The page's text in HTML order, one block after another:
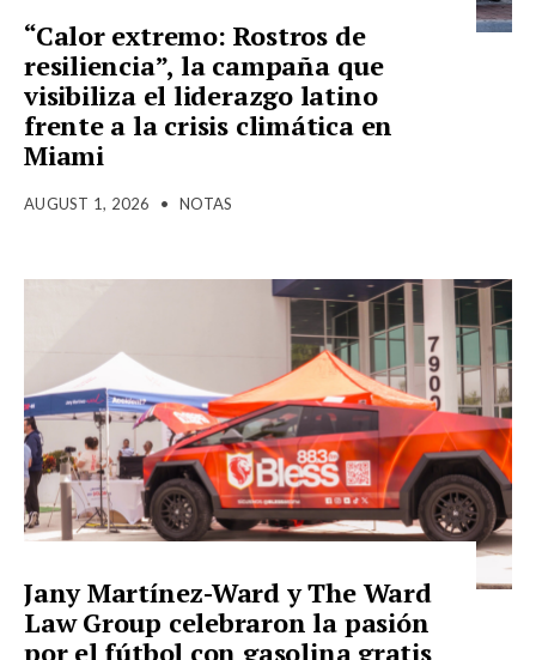
“Calor extremo: Rostros de
resiliencia”, la campaña que
visibiliza el liderazgo latino
frente a la crisis climática en
Miami
AUGUST 1, 2026 • NOTAS
Jany Martínez-Ward y The Ward
Law Group celebraron la pasión
por el fútbol con gasolina gratis